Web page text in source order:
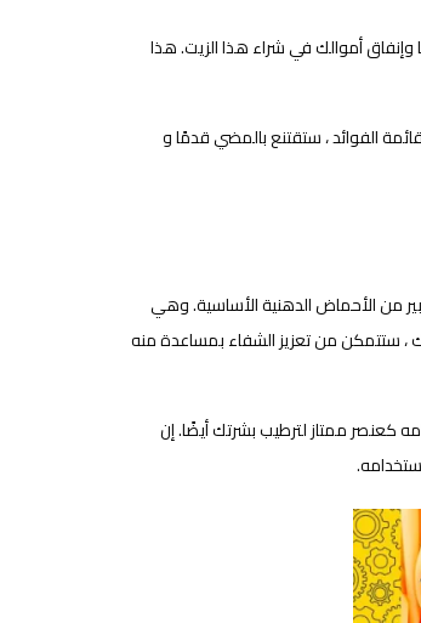
وإنفاق أموالك في شراء هذا الزيت. هذا
الفوائد ، ستقتنع بالمضي قدمًا و
من الأحماض الدهنية الأساسية. وهي
ستتمكن من تعزيز الشفاء بمساعدة منه
كعنصر ممتاز لترطيب بشرتك أيضًا. إن